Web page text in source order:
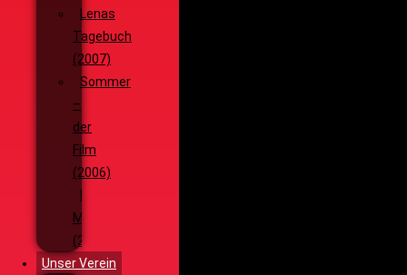
Lenas
Tagebuch
(2007)
Sommer
–
der
Film
(2006)
Die
Monsterjagd
(2005)
Unser Verein